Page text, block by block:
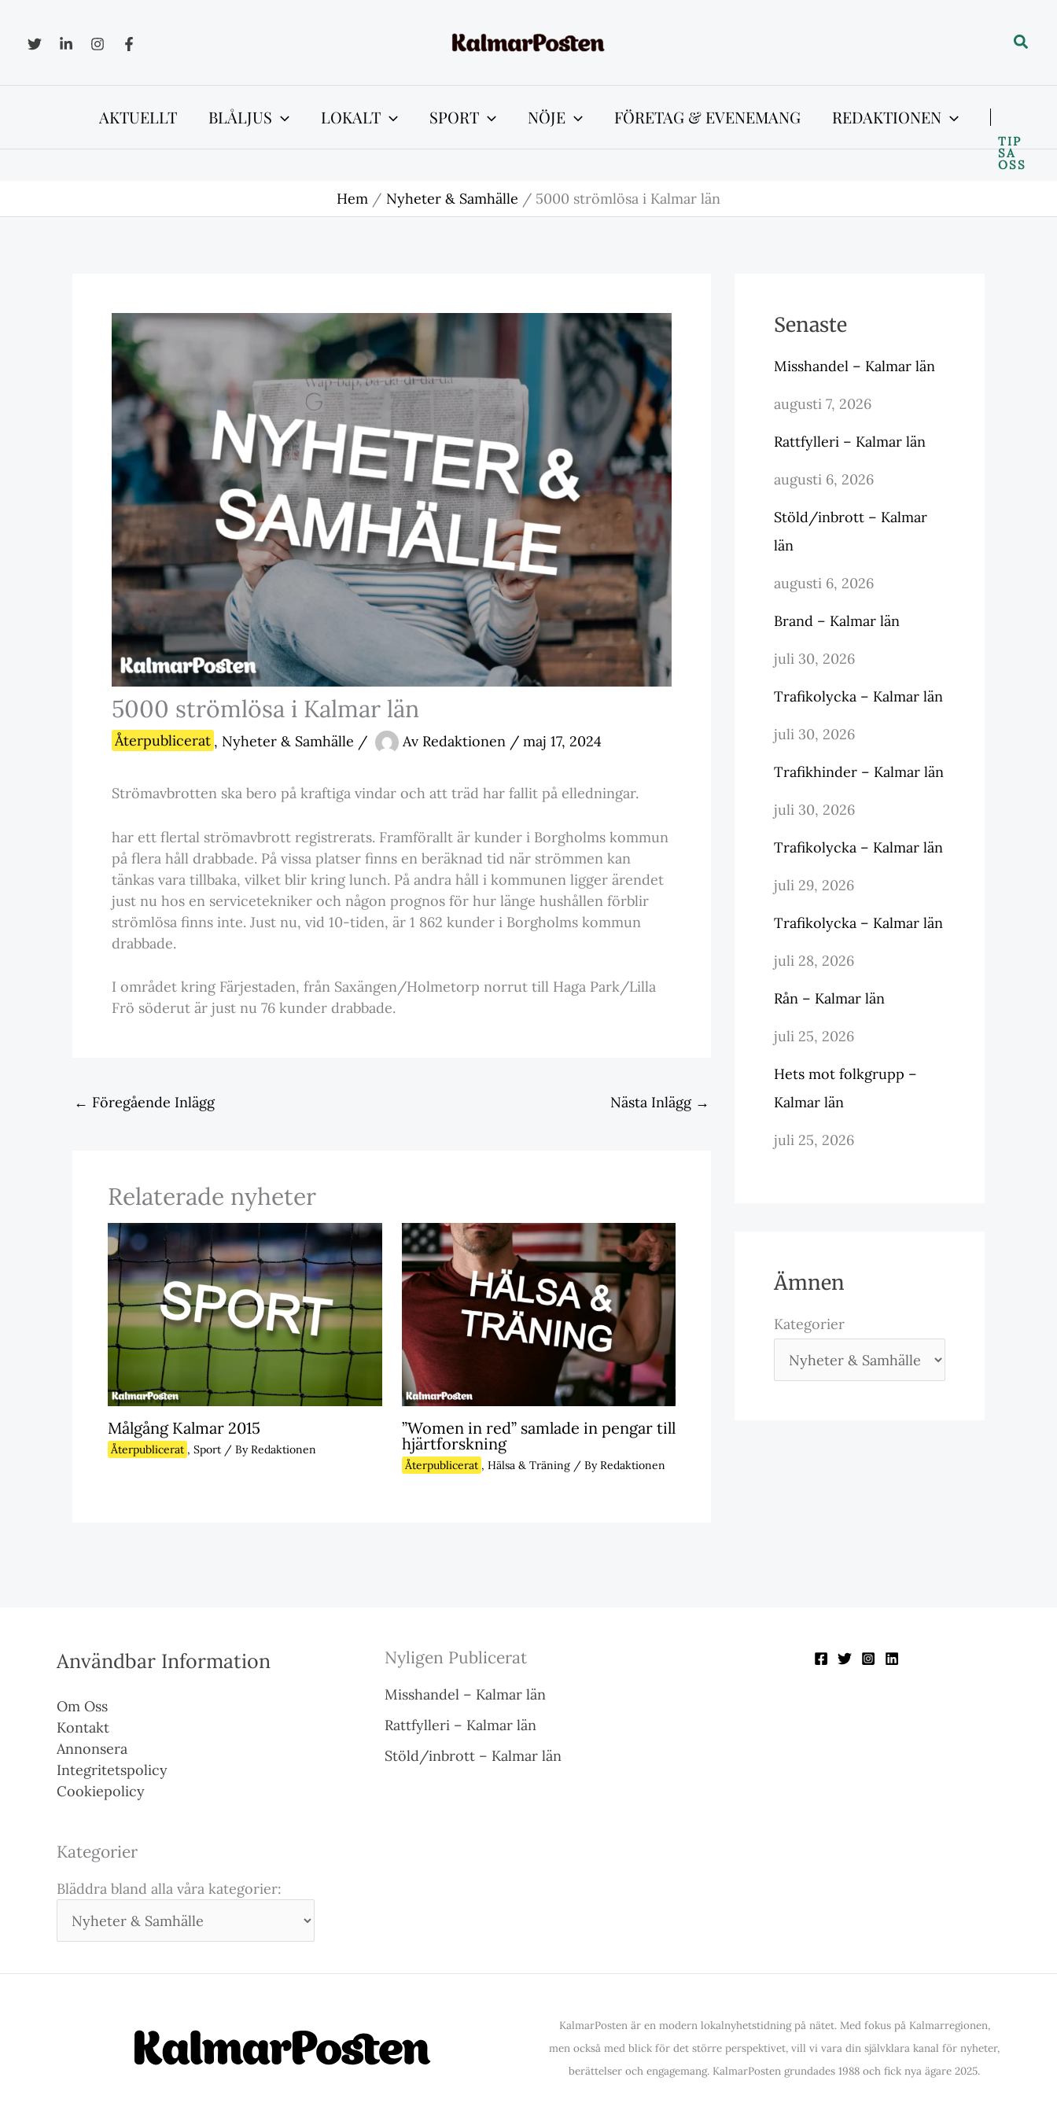
innehåll
Sök
AKTUELLT BLÅLJUS LOKALT SPORT NÖJE FÖRETAG & EVENEMANG REDAKTIONEN
TIP
SA
OSS
Hem Nyheter & Samhälle 5000 strömlösa i Kalmar län
5000 strömlösa i Kalmar län
Återpublicerat , Nyheter & Samhälle / Av Redaktionen / maj 17, 2024
Strömavbrotten ska bero på kraftiga vindar och att träd har fallit på elledningar.
har ett flertal strömavbrott registrerats. Framförallt är kunder i Borgholms kommun
på flera håll drabbade. På vissa platser finns en beräknad tid när strömmen kan
tänkas vara tillbaka, vilket blir kring lunch. På andra håll i kommunen ligger ärendet
just nu hos en servicetekniker och någon prognos för hur länge hushållen förblir
strömlösa finns inte. Just nu, vid 10-tiden, är 1 862 kunder i Borgholms kommun
drabbade.
I området kring Färjestaden, från Saxängen/Holmetorp norrut till Haga Park/Lilla
Frö söderut är just nu 76 kunder drabbade.
← Föregående Inlägg Nästa Inlägg →
Relaterade nyheter
Målgång Kalmar 2015
Återpublicerat , Sport / ByRedaktionen
”Women in red” samlade in pengar till
hjärtforskning
Återpublicerat , Hälsa & Träning/ ByRedaktionen
Senaste
Misshandel – Kalmar län
augusti 7, 2026
Rattfylleri – Kalmar län
augusti 6, 2026
Stöld/inbrott – Kalmar
län
augusti 6, 2026
Brand – Kalmar län
juli 30, 2026
Trafikolycka – Kalmar län
juli 30, 2026
Trafikhinder – Kalmar län
juli 30, 2026
Trafikolycka – Kalmar län
juli 29, 2026
Trafikolycka – Kalmar län
juli 28, 2026
Rån – Kalmar län
juli 25, 2026
Hets mot folkgrupp –
Kalmar län
juli 25, 2026
Ämnen
Kategorier
Användbar Information
Om Oss
Kontakt
Annonsera
Integritetspolicy
Cookiepolicy
Kategorier
Bläddra bland alla våra kategorier:
Nyligen Publicerat
Misshandel – Kalmar län
Rattfylleri – Kalmar län
Stöld/inbrott – Kalmar län
KalmarPosten är en modern lokalnyhetstidning på nätet. Med fokus på Kalmarregionen,
men också med blick för det större perspektivet, vill vi vara din självklara kanal för nyheter,
berättelser och engagemang. KalmarPosten grundades 1988 och fick nya ägare 2025.